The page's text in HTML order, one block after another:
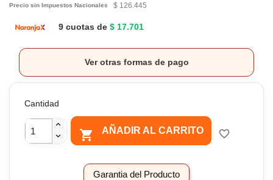
Precio sin Impuestos Nacionales $ 126.445
9 cuotas de $ 17.701
Ver otras formas de pago
Cantidad
 AÑADIR AL CARRITO favorite_border
Garantia del Producto